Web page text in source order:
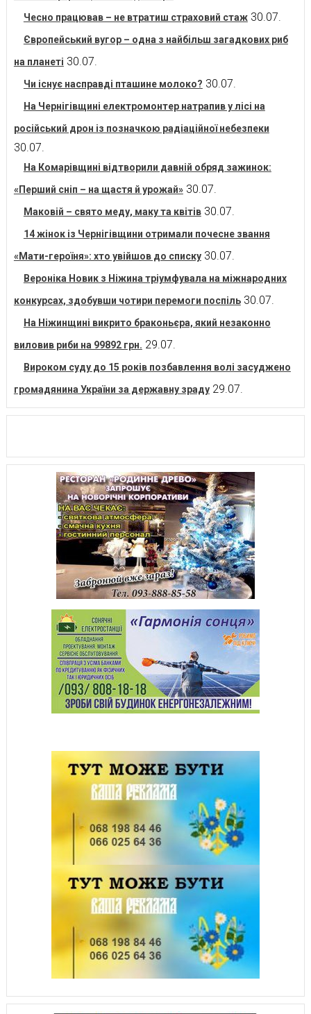
Чесно працював – не втратиш страховий стаж 30.07.
Європейський вугор – одна з найбільш загадкових риб
на планеті 30.07.
Чи існує насправді пташине молоко? 30.07.
На Чернігівщині електромонтер натрапив у лісі на
російський дрон із позначкою радіаційної небезпеки
30.07.
На Комарівщині відтворили давній обряд зажинок:
«Перший сніп – на щастя й урожай» 30.07.
Маковій – свято меду, маку та квітів 30.07.
14 жінок із Чернігівщини отримали почесне звання
«Мати-героїня»: хто увійшов до списку 30.07.
Вероніка Новик з Ніжина тріумфувала на міжнародних
конкурсах, здобувши чотири перемоги поспіль 30.07.
На Ніжинщині викрито браконьєра, який незаконно
виловив риби на 99892 грн. 29.07.
Вироком суду до 15 років позбавлення волі засуджено
громадянина України за державну зраду 29.07.